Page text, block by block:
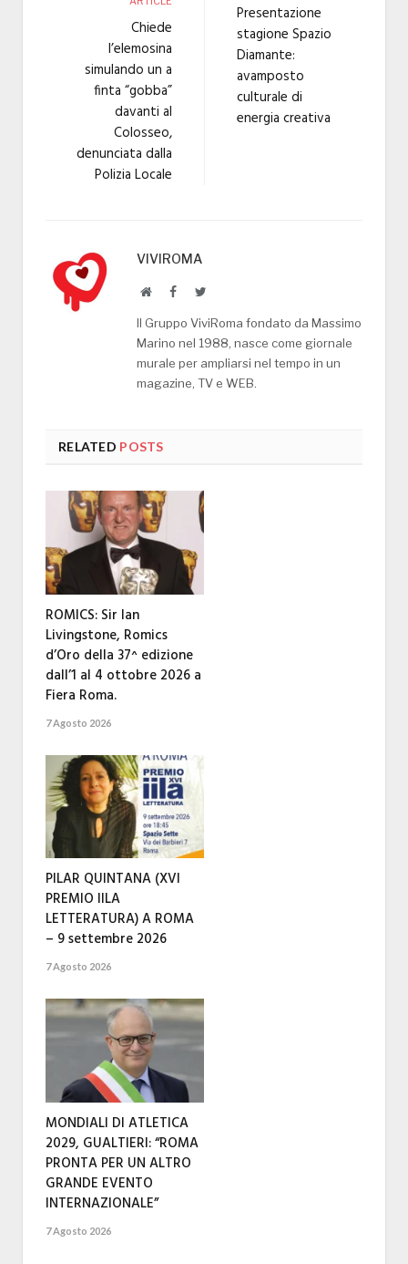
Chiede
l’elemosina
simulando un a
finta “gobba”
davanti al
Colosseo,
denunciata dalla
Polizia Locale
Presentazione
stagione Spazio
Diamante:
avamposto
culturale di
energia creativa
VIVIROMA
WebsiteFacebookTwitter
Il Gruppo ViviRoma fondato da Massimo
Marino nel 1988, nasce come giornale
murale per ampliarsi nel tempo in un
magazine, TV e WEB.
RELATED POSTS
ROMICS: Sir Ian
Livingstone, Romics
d’Oro della 37^ edizione
dall’1 al 4 ottobre 2026 a
Fiera Roma.
7 Agosto 2026
PILAR QUINTANA (XVI
PREMIO IILA
LETTERATURA) A ROMA
– 9 settembre 2026
7 Agosto 2026
MONDIALI DI ATLETICA
2029, GUALTIERI: “ROMA
PRONTA PER UN ALTRO
GRANDE EVENTO
INTERNAZIONALE”
7 Agosto 2026